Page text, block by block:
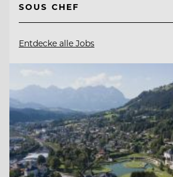
SOUS CHEF
Entdecke alle Jobs